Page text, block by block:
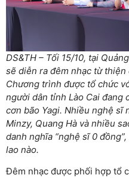
DS&TH – Tối 15/10, tại
sẽ diễn ra đêm nhạc từ thiện
Chương trình được tổ chức
người dân tỉnh Lào Cai đang
cơn bão Yagi. Nhiều nghệ sĩ
Minzy, Quang Hà và nhiều
danh nghĩa “nghệ sĩ 0
lao nào.
Đêm nhạc được phối hợp tổ